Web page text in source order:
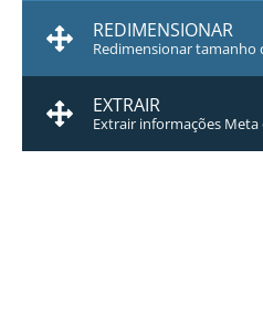
REDIMENSIONAR
Redimensionar tamanho
EXTRAIR
Extrair informações Meta